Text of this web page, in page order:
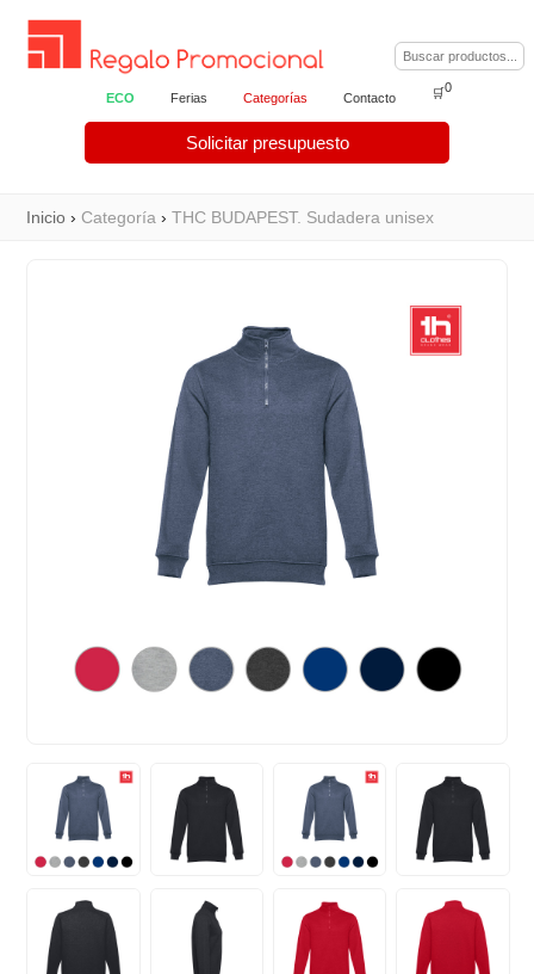
ECO Ferias Categorías Contacto
Solicitar presupuesto
🛒0
Inicio ›Categoría ›THC BUDAPEST. Sudadera unisex